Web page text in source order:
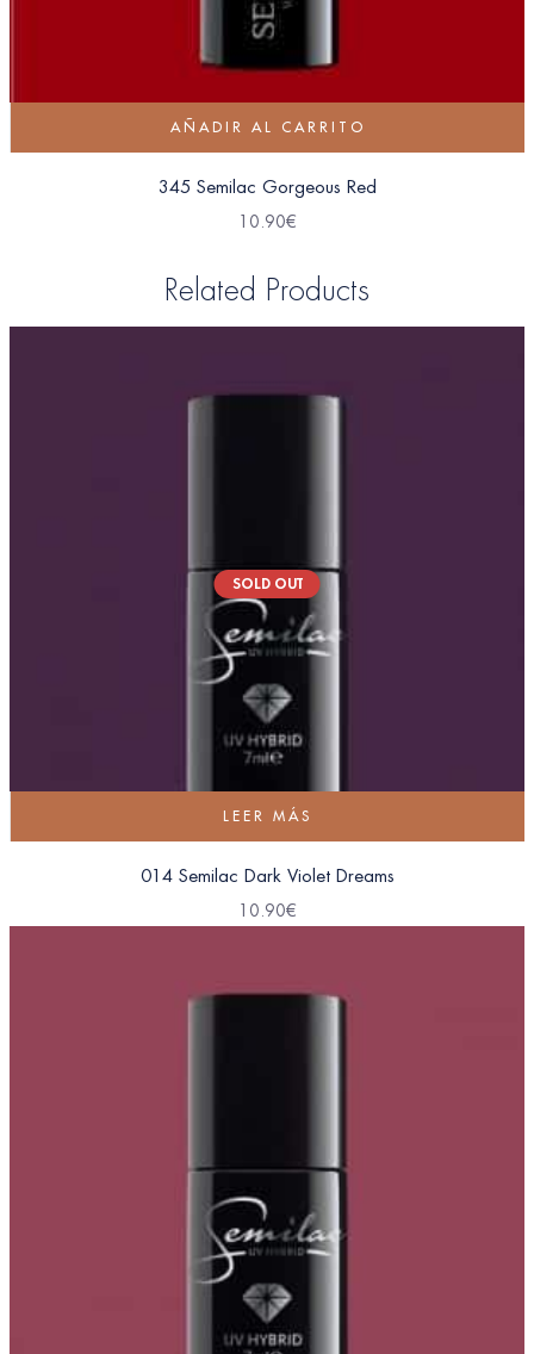
AÑADIR AL CARRITO
345 Semilac Gorgeous Red
10.90€
Related Products
SOLD OUT
LEER MÁS
014 Semilac Dark Violet Dreams
10.90€